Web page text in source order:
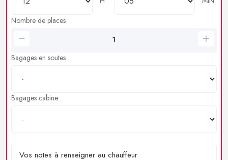
Nombre de places
Bagages en soutes
Bagages cabine